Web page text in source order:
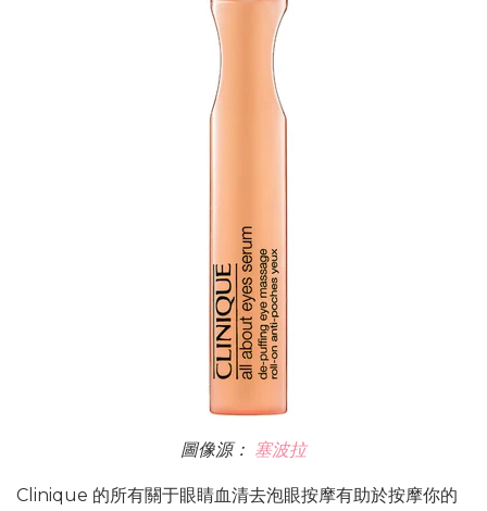
圖像源： 塞波拉
Clinique 的所有關于眼睛血清去泡眼按摩有助於按摩你的